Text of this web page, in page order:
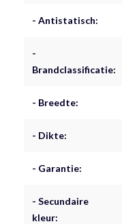
- Antistatisch:
-
Brandclassificatie:
- Breedte:
- Dikte:
- Garantie:
- Secundaire
kleur: